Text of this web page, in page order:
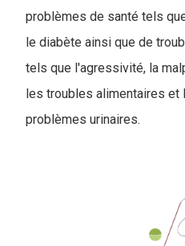
problèmes de santé tels
le diabète ainsi que de
tels que l'agressivité, la
les troubles alimentaires
problèmes urinaires.